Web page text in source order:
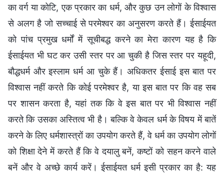
का वर्ग या कोटि, एक प्रकार का धर्म, और कुछ उन लोगों के विश्वास
से अलग है जो सच्चाई से परमेश्वर का अनुसरण करते हैं। ईसाईयत
को पांच प्रमुख धर्मों में सूचीबद्ध करने का मेरा कारण यह है कि
ईसाईयत भी घट कर उसी स्तर पर आ चुकी है जिस स्तर पर यहूदी,
बौद्धधर्म और इस्लाम धर्म आ चुके हैं। अधिकतर ईसाई इस बात पर
विश्वास नहीं करते कि कोई परमेश्वर है, या इस बात पर कि वह सब
पर शासन करता है, यहां तक कि वे इस बात पर भी विश्वास नहीं
करते कि उसका अस्तित्व भी है। बल्कि वे केवल धर्म के विषय में बातें
करने के लिए धर्मशास्त्रों का उपयोग करते हैं, वे धर्म का उपयोग लोगों
को शिक्षा देने में करते हैं कि वे दयालु बनें, कष्टों को सहन करने वाले
बनें और वे अच्छे कार्य करें। ईसाईयत धर्म इसी प्रकार का है: यह